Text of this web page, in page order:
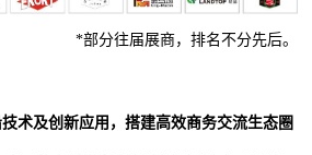
*部分往届展商，排名不分先后。
术及创新应用， 搭建高效商务交流生态圈